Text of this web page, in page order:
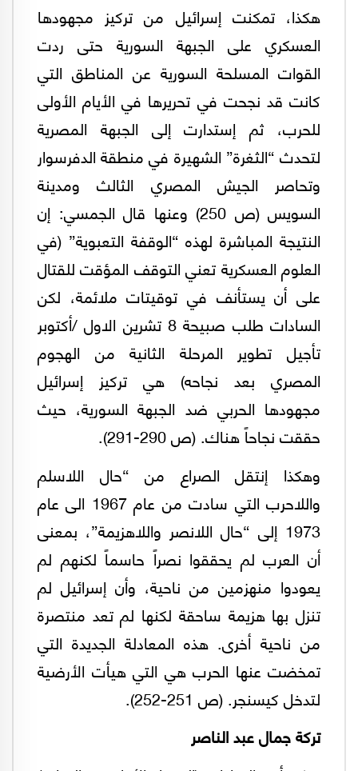
هكذا، ‏تمكنت إسرائيل من تركيز مجهودها
العسكري على الجبهة السورية حتى ردت
القوات المسلحة السورية عن المناطق التي
كانت قد نجحت في تحريرها في الأيام الأولى
للحرب، ثم إستدارت إلى الجبهة المصرية
لتحدث “الثغرة” الشهيرة في منطقة الدفرسوار
وتحاصر الجيش المصري الثالث ومدينة
السويس (ص 250) وعنها قال الجمسي: إن
النتيجة المباشرة لهذه “الوقفة التعبوية” (في
العلوم العسكرية تعني التوقف المؤقت للقتال
على أن يستأنف في توقيتات ملائمة، لكن
السادات طلب صبيحة 8 تشرين الاول /أكتوبر
تأجيل تطوير المرحلة الثانية من الهجوم
المصري بعد نجاحه) هي تركيز إسرائيل
مجهودها الحربي ضد الجبهة السورية، حيث
حققت نجاحاً هناك. (ص 290-291).
‏‏وهكذا إنتقل الصراع من “حال اللاسلم
واللاحرب التي سادت من عام 1967 الى عام
1973 إلى “حال اللانصر واللاهزيمة”، بمعنى
أن العرب لم يحققوا نصراً حاسماً لكنهم لم
يعودوا منهزمين من ناحية، ‏وأن إسرائيل لم
تنزل بها هزيمة ساحقة لكنها لم تعد منتصرة
من ناحية أخرى. هذه المعادلة الجديدة التي
تمخضت عنها الحرب هي التي هيأت الأرضية
لتدخل كيسنجر. (ص 251-252).
تركة جمال عبد الناصر